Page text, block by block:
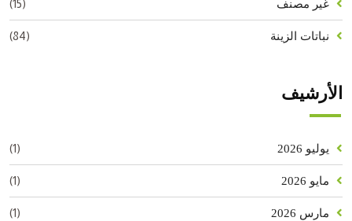
غير مصنف (15)
نباتات الزينة (84)
الأرشيف
يوليو 2026 (1)
مايو 2026 (1)
مارس 2026 (1)